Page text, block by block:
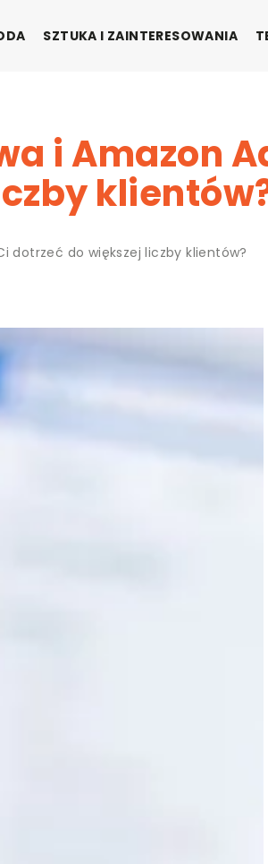
SZTUKA I ZAINTERESOWANIA
i Amazon
dotrzeć do większej liczby klientów?